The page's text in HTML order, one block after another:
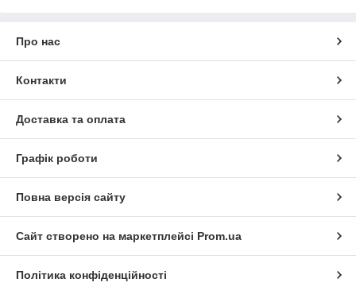
Про нас
Контакти
Доставка та оплата
Графік роботи
Повна версія сайту
Сайт створено на маркетплейсі Prom.ua
Політика конфіденційності